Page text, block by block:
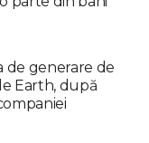
de generare de
Earth, după